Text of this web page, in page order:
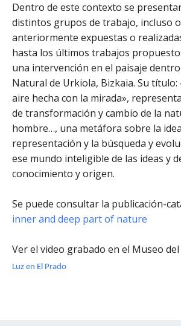
Dentro de este contexto se
distintos grupos de trabajo, incluso
anteriormente expuestas o
hasta los últimos trabajos
una intervención en el paisaje
Natural de Urkiola, Bizkaia. Su título:
aire hecha con la mirada»,
de transformación y cambio de la
hombre…, una metáfora sobre la
representación y la búsqueda y
ese mundo inteligible de las ideas y
conocimiento y origen.
Se puede consultar la publicación-
inner and deep part of nature
Ver el video grabado en el Museo
Luz en El Prado